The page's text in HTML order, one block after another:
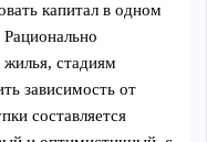
капитал в одном
жилья, стадиям
зависимость от
составляется